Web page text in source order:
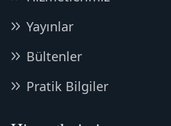
Yayınlar
Bültenler
Pratik Bilgiler